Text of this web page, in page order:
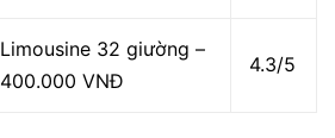
Limousine 32 giường –
400.000 VNĐ
4.3/5